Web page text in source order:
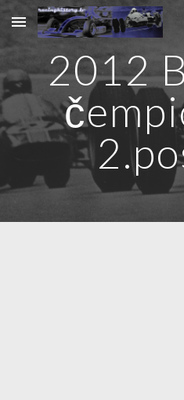
Skip to main content
2012
2